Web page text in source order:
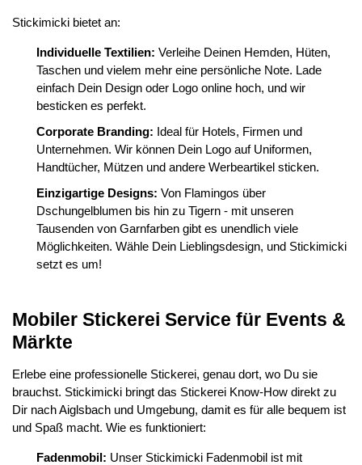
Stickimicki bietet an:
Individuelle Textilien: Verleihe Deinen Hemden, Hüten,
Taschen und vielem mehr eine persönliche Note. Lade
einfach Dein Design oder Logo online hoch, und wir
besticken es perfekt.
Corporate Branding: Ideal für Hotels, Firmen und
Unternehmen. Wir können Dein Logo auf Uniformen,
Handtücher, Mützen und andere Werbeartikel sticken.
Einzigartige Designs: Von Flamingos über
Dschungelblumen bis hin zu Tigern - mit unseren
Tausenden von Garnfarben gibt es unendlich viele
Möglichkeiten. Wähle Dein Lieblingsdesign, und Stickimicki
setzt es um!
Mobiler Stickerei Service für Events &
Märkte
Erlebe eine professionelle Stickerei, genau dort, wo Du sie
brauchst. Stickimicki bringt das Stickerei Know-How direkt zu
Dir nach Aiglsbach und Umgebung, damit es für alle bequem ist
und Spaß macht. Wie es funktioniert:
Fadenmobil: Unser Stickimicki Fadenmobil ist mit